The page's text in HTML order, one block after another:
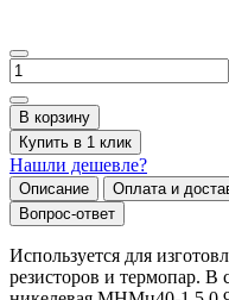
В корзину
Купить в 1 клик
Нашли дешевле?
Описание Оплата и
Вопрос-ответ
Используется для
резисторов и термопар. В